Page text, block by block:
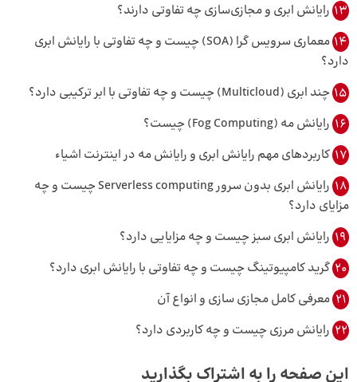
13 رایانش ابری و مجازی‌سازی چه تفاوتی دارند؟
14
معماری سرویس گرا (SOA) چیست و چه تفاوتی با رایانش ابری
دارد؟
15 چند ابری (Multicloud) چیست و چه تفاوتی با ابر ترکیبی دارد؟
16 رایانش مه (Fog Computing) چیست؟
17 کاربردهای مهم رایانش ابری و رایانش مه در اینترنت اشیاء
18
رایانش ابری بدون سرور Serverless computing چیست و چه
مزایای دارد؟
19 رایانش ابری سبز چیست و چه مزایایی دارد؟
20 گرید کامپیوتینگ چیست و چه تفاوتی با رایانش ابری دارد؟
21 معرفی کامل مجازی سازی و انواع آن
22 رایانش مرزی چیست و چه کاربردی دارد؟
این صفحه را به اشتراک بگذارید